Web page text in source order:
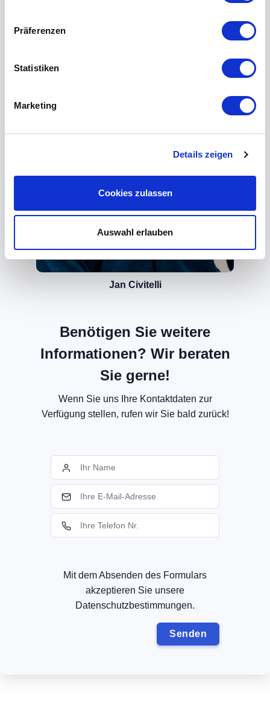
Präferenzen
Statistiken
Marketing
Details zeigen
Cookies zulassen
Auswahl erlauben
Jan Civitelli
Benötigen Sie weitere
Informationen? Wir beraten
Sie gerne!
Wenn Sie uns Ihre Kontaktdaten zur
Verfügung stellen, rufen wir Sie bald zurück!
Mit dem Absenden des Formulars
akzeptieren Sie unsere
Datenschutzbestimmungen.